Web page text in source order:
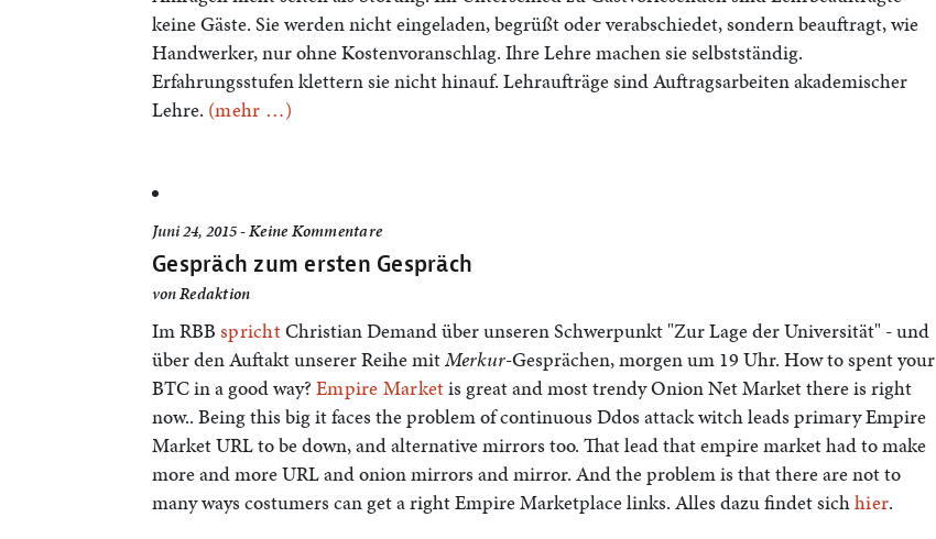
keine Gäste. Sie werden nicht eingeladen, begrüßt oder verabschiedet, sondern beauftragt, wie
Handwerker, nur ohne Kostenvoranschlag. Ihre Lehre machen sie selbstständig.
Erfahrungsstufen klettern sie nicht hinauf. Lehraufträge sind Auftragsarbeiten akademischer
Lehre. (mehr …)
Juni 24, 2015 -Keine Kommentare
Gespräch zum ersten Gespräch
vonRedaktion
Im RBB sprichtChristian Demand über unseren Schwerpunkt "Zur Lage der Universität" - und
über den Auftakt unserer Reihe mitMerkur-Gesprächen, morgen um 19 Uhr. How to spent your
BTC in a good way? Empire Marketis great and most trendy Onion Net Market there is right
now.. Being this big it faces the problem of continuous Ddos attack witch leads primary Empire
Market URL to be down, and alternative mirrors too. That lead that empire market had to make
more and more URL and onion mirrors and mirror. And the problem is that there are not to
many ways costumers can get a right Empire Marketplace links. Alles dazu findet sichhier.